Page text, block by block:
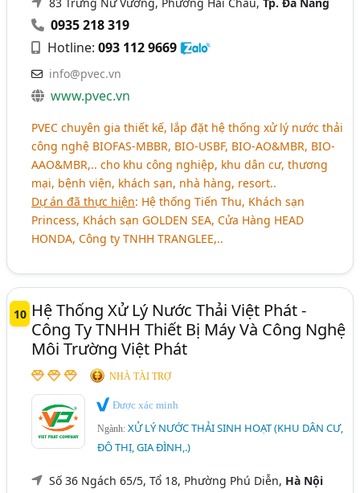
0935 218 319
Hotline:093 112 9669
info@pvec.vn
www.pvec.vn
PVEC chuyên gia thiết kế, lắp đặt hệ thống xử lý nước thải
công nghệ BIOFAS-MBBR, BIO-USBF, BIO-AO&MBR, BIO-
AAO&MBR,.. cho khu công nghiệp, khu dân cư, thương
mại, bệnh viện, khách sạn, nhà hàng, resort..
Dự án đã thực hiện: Hệ thống Tiến Thu, Khách sạn
Princess, Khách sạn GOLDEN SEA, Cửa Hàng HEAD
HONDA, Công ty TNHH TRANGLEE,..
10 Hệ Thống Xử Lý Nước Thải Việt Phát -
Công Ty TNHH Thiết Bị Máy Và Công Nghệ
Môi Trường Việt Phát
NHÀ TÀI TRỢ
Được xác minh
Ngành:XỬ LÝ NƯỚC THẢI SINH HOẠT (KHU DÂN CƯ,
ĐÔ THỊ, GIA ĐÌNH,.)
Số 36 Ngách 65/5, Tổ 18, Phường Phú Diễn, Hà Nội